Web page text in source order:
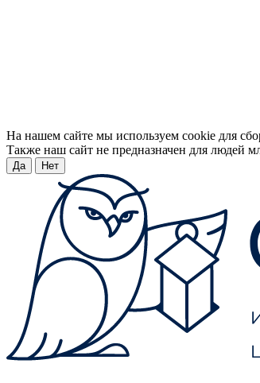
На нашем сайте мы используем cookie для
Также наш сайт не предназначен для людей
Да Нет